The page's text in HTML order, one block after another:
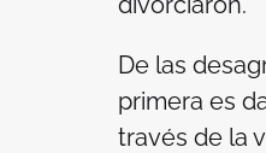
De las
primera es
través de la